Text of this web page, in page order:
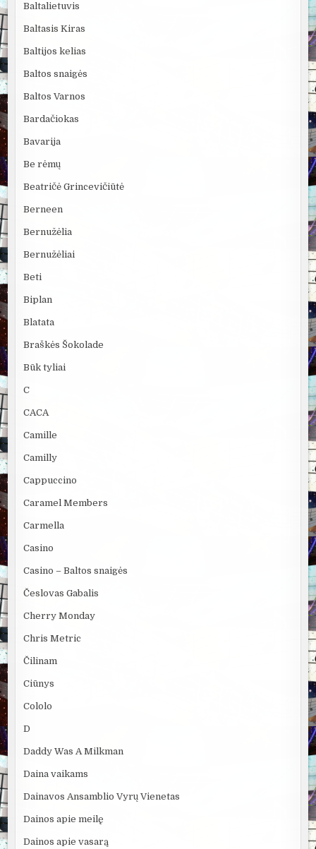
Baltalietuvis
Baltasis Kiras
Baltijos kelias
Baltos snaigės
Baltos Varnos
Bardačiokas
Bavarija
Be rėmų
Beatričė Grincevičiūtė
Berneen
Bernužėlia
Bernužėliai
Beti
Biplan
Blatata
Braškės Šokolade
Būk tyliai
C
CACA
Camille
Camilly
Cappuccino
Caramel Members
Carmella
Casino
Casino – Baltos snaigės
Česlovas Gabalis
Cherry Monday
Chris Metric
Čilinam
Ciūnys
Cololo
D
Daddy Was A Milkman
Daina vaikams
Dainavos Ansamblio Vyrų Vienetas
Dainos apie meilę
Dainos apie vasarą